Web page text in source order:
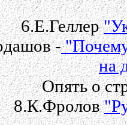
6.Е.Геллер
-"Почему
на
Опять о
8.К.Фролов